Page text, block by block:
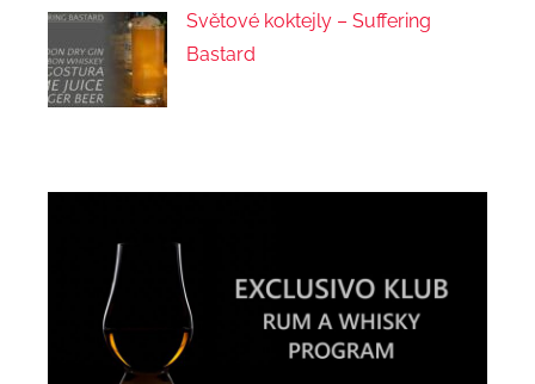
Světové koktejly – Suffering
Bastard